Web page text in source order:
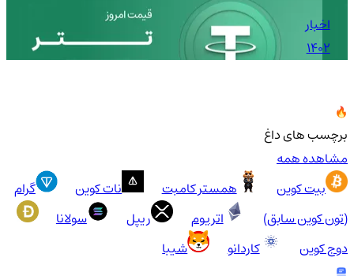
اخبار
1402
برچسب های داغ
مشاهده همه
بیت کوین
همستر کامبت نات کوین
گرام
(تون کوین سابق)
اتریوم ریپل
سولانا
دوج کوین
کاردانو شیبا